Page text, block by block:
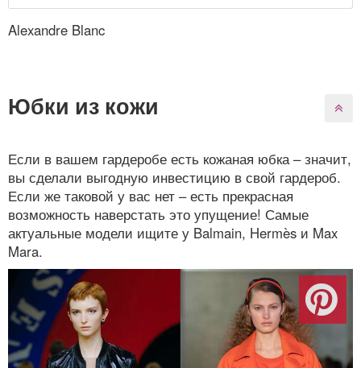
Alexandre Blanc
Юбки из кожи
Если в вашем гардеробе есть кожаная юбка – значит,
вы сделали выгодную инвестицию в свой гардероб.
Если же таковой у вас нет – есть прекрасная
возможность наверстать это упущение! Самые
актуальные модели ищите у Balmain, Hermès и Max
Mara.